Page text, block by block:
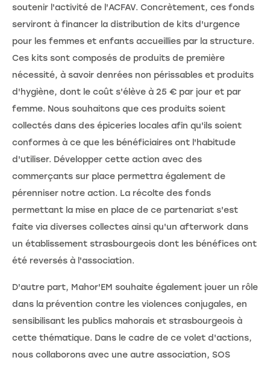
soutenir l'activité de l'ACFAV. Concrètement, ces fonds
serviront à financer la distribution de kits d'urgence
pour les femmes et enfants accueillies par la structure.
Ces kits sont composés de produits de première
nécessité, à savoir denrées non périssables et produits
d'hygiène, dont le coût s'élève à 25 € par jour et par
femme. Nous souhaitons que ces produits soient
collectés dans des épiceries locales afin qu'ils soient
conformes à ce que les bénéficiaires ont l'habitude
d'utiliser. Développer cette action avec des
commerçants sur place permettra également de
pérenniser notre action. La récolte des fonds
permettant la mise en place de ce partenariat s'est
faite via diverses collectes ainsi qu'un afterwork dans
un établissement strasbourgeois dont les bénéfices ont
été reversés à l'association.
D'autre part, Mahor'EM souhaite également jouer un rôle
dans la prévention contre les violences conjugales, en
sensibilisant les publics mahorais et strasbourgeois à
cette thématique. Dans le cadre de ce volet d'actions,
nous collaborons avec une autre association, SOS